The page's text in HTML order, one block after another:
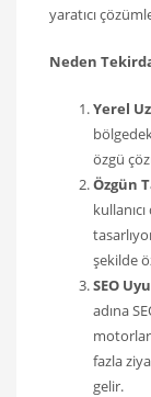
yaratıcı
Neden
Yerel
özgü
Özgün
şekilde
SEO
adına
fazla
gelir.